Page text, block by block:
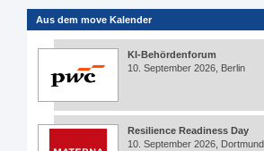
Aus dem move Kalender
KI-Behördenforum
10. September 2026, Berlin
Resilience Readiness Day
10. September 2026, Dortmund